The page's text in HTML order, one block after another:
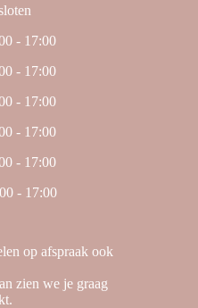
- 17:00
- 17:00
- 17:00
- 17:00
- 17:00
- 17:00
op afspraak ook
zien we je graag